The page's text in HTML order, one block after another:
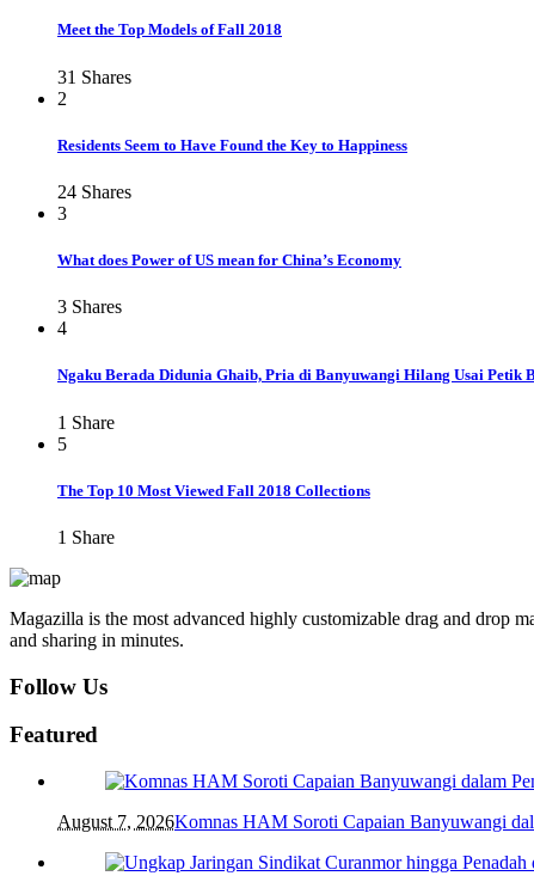
Meet the Top Models of Fall 2018
31 Shares
2
Residents Seem to Have Found the Key to Happiness
24 Shares
3
What does Power of US mean for China’s Economy
3 Shares
4
Ngaku Berada Didunia Ghaib, Pria di Banyuwangi Hilang Usai Petik
1 Share
5
The Top 10 Most Viewed Fall 2018 Collections
1 Share
Magazilla is the most advanced highly customizable drag and drop
and sharing in minutes.
Follow Us
Featured
August 7, 2026Komnas HAM Soroti Capaian Banyuwangi